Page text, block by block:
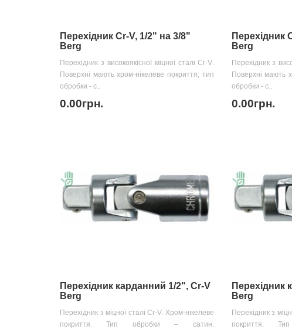
Перехідник Cr-V, 1/2" на 3/8"
Berg
Перехідник з високоякісної міцної сталі Cr-V.
Поверхні мають хром-нікелеве покриття; тип
обробки - с..
0.00грн.
Перехідник
Berg
Перехідник з
Поверхні мають
обробки - с..
0.00грн.
Перехідник карданний 1/2", Cr-V
Berg
Перехідник з міцної сталі Cr-V. Хром-нікелеве
покриття. Тип обробки – сатин.
Перехідник
Berg
Перехідник з
покриття.